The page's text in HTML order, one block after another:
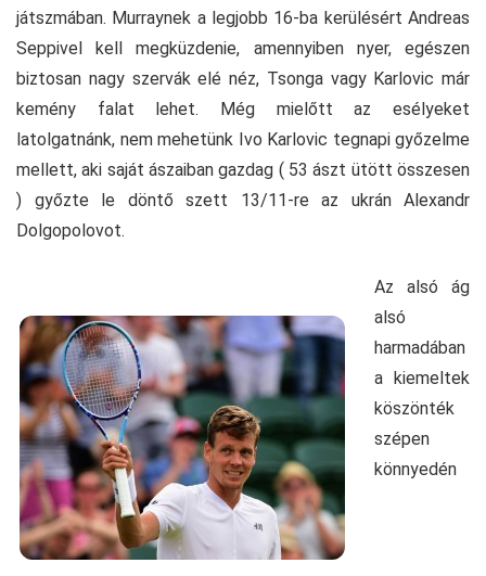
játszmában. Murraynek a legjobb 16-ba kerülésért Andreas
Seppivel kell megküzdenie, amennyiben nyer, egészen
biztosan nagy szervák elé néz, Tsonga vagy Karlovic már
kemény falat lehet. Még mielőtt az esélyeket
latolgatnánk, nem mehetünk Ivo Karlovic tegnapi győzelme
mellett, aki saját ászaiban gazdag ( 53 ászt ütött összesen
) győzte le döntő szett 13/11-re az ukrán Alexandr
Dolgopolovot.
Az alsó ág
alsó
harmadában
a kiemeltek
köszönték
szépen
könnyedén